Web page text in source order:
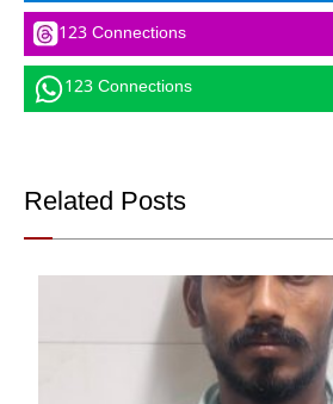
123 Connections
123 Connections
Related Posts